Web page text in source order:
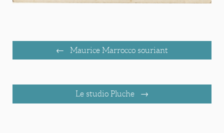
Maurice Marrocco souriant
Le studio Pluche